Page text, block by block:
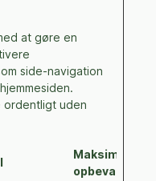
at gøre en
side-navigation
ordentligt uden
Maksimal